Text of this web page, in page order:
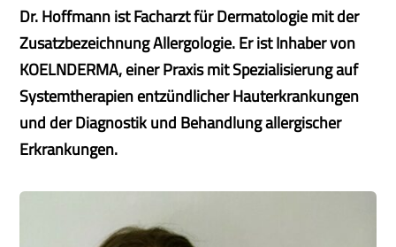
Dr. Hoffmann ist Facharzt für Dermatologie mit der
Zusatzbezeichnung Allergologie. Er ist Inhaber von
KOELNDERMA, einer Praxis mit Spezialisierung auf
Systemtherapien entzündlicher Hauterkrankungen
und der Diagnostik und Behandlung allergischer
Erkrankungen.